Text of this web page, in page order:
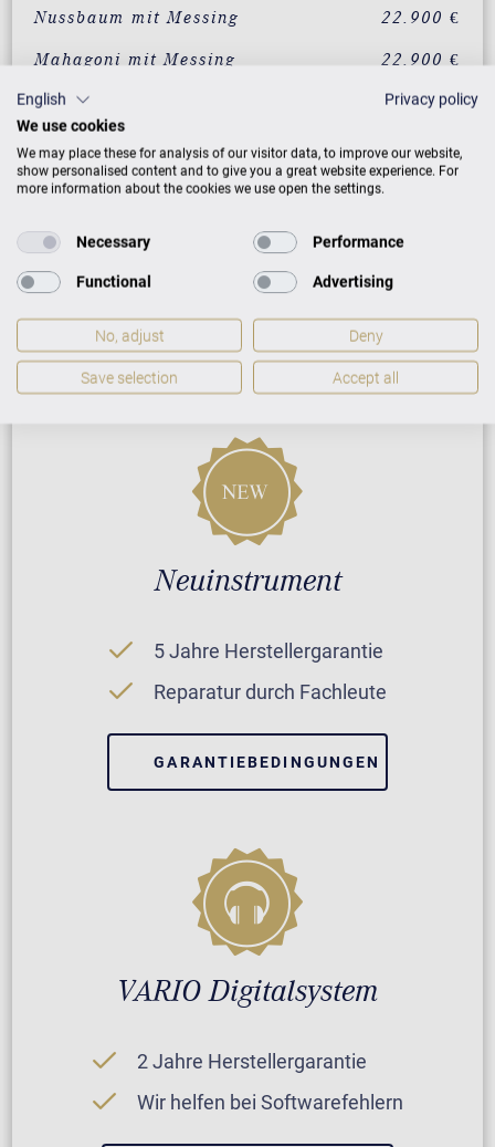
Nussbaum mit Messing 22.900 €
Mahagoni mit Messing 22.900 €
Eiche mit Messing 22.900 €
ZUSATZLEISTUNGEN FÜR C. BECHSTEIN
ACADEMY ACADEMY A 2
PREISLISTE HERUNTERLADEN
Neuinstrument
5 Jahre Herstellergarantie
Reparatur durch Fachleute
GARANTIEBEDINGUNGEN
VARIO Digitalsystem
2 Jahre Herstellergarantie
Wir helfen bei Softwarefehlern
English
Privacy policy
We use cookies
We may place these for analysis of our visitor data, to improve our website,
show personalised content and to give you a great website experience. For
more information about the cookies we use open the settings.
Necessary Performance
Functional Advertising
No, adjust Deny
Save selection Accept all